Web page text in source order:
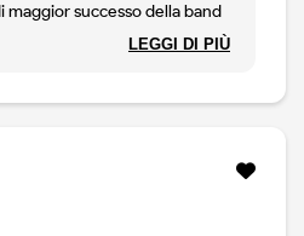
maggior successo della band
vinile splatter 180gr.LEGGI DI PIÙ